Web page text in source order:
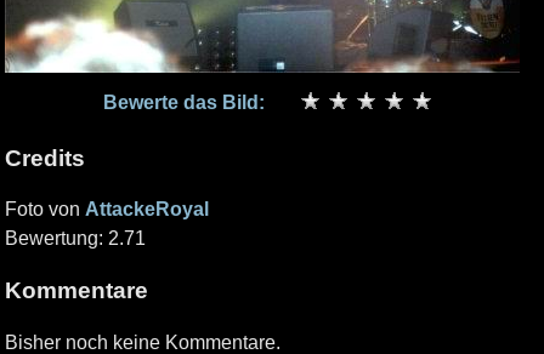
Bewerte das Bild:
Credits
Foto von AttackeRoyal
Bewertung: 2.71
Kommentare
Bisher noch keine Kommentare.